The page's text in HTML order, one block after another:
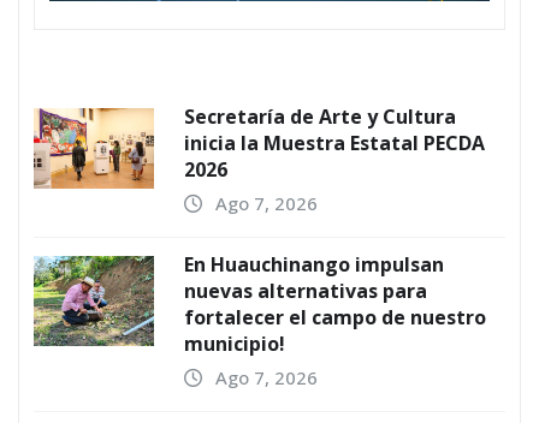
Secretaría de Arte y Cultura
inicia la Muestra Estatal PECDA
2026
Ago 7, 2026
En Huauchinango impulsan
nuevas alternativas para
fortalecer el campo de nuestro
municipio!
Ago 7, 2026